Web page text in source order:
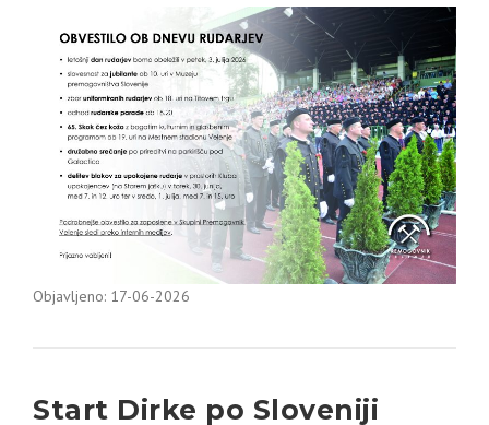
Objavljeno: 17-06-2026
Start Dirke po Sloveniji